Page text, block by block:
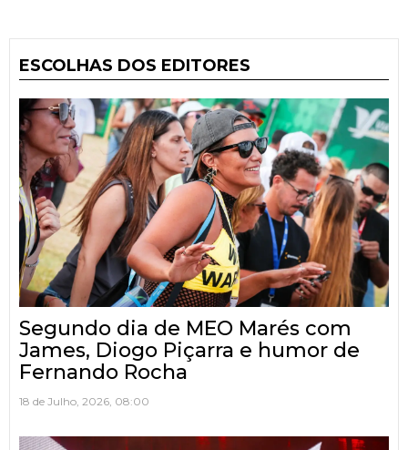
ESCOLHAS DOS EDITORES
Segundo dia de MEO Marés com
James, Diogo Piçarra e humor de
Fernando Rocha
18 de Julho, 2026, 08:00